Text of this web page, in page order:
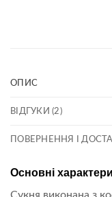
ОПИС
ВІДГУКИ (2)
ПОВЕРНЕННЯ І
Основні